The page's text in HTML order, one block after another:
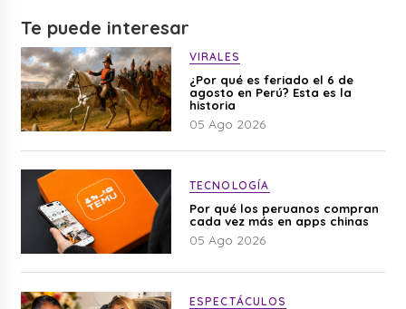
Te puede interesar
VIRALES
¿Por qué es feriado el 6 de
agosto en Perú? Esta es la
historia
05 Ago 2026
TECNOLOGÍA
Por qué los peruanos compran
cada vez más en apps chinas
05 Ago 2026
ESPECTÁCULOS